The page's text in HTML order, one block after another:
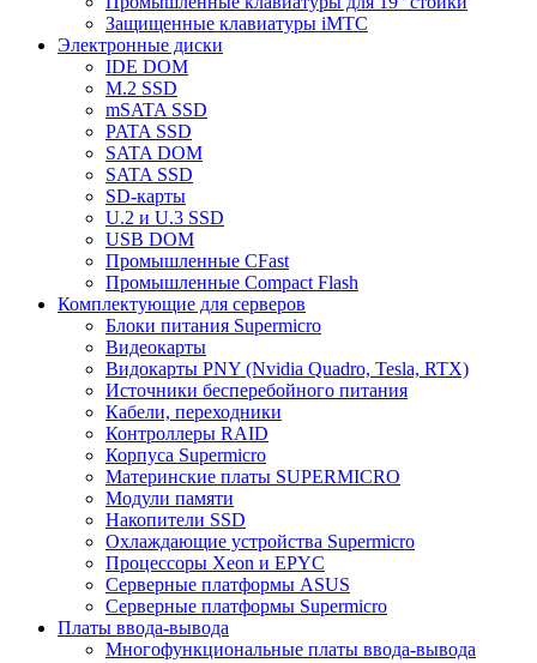
Защищенные клавиатуры iMTC
Электронные диски
IDE DOM
M.2 SSD
mSATA SSD
PATA SSD
SATA DOM
SATA SSD
SD-карты
U.2 и U.3 SSD
USB DOM
Промышленные CFast
Промышленные Compact Flash
Комплектующие для серверов
Блоки питания Supermicro
Видеокарты
Видокарты PNY (Nvidia Quadro, Tesla, RTX)
Источники бесперебойного питания
Кабели, переходники
Контроллеры RAID
Корпуса Supermicro
Материнские платы SUPERMICRO
Модули памяти
Накопители SSD
Охлаждающие устройства Supermicro
Процессоры Xeon и EPYC
Серверные платформы ASUS
Серверные платформы Supermicro
Платы ввода-вывода
Многофункциональные платы ввода-вывода